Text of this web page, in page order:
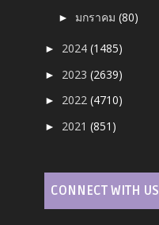
► มกราคม(80)
► 2024(1485)
► 2023(2639)
► 2022(4710)
► 2021(851)
CONNECT WITH US